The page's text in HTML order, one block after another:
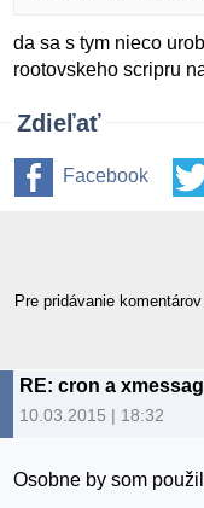
da sa s tym nieco
rootovskeho scripru
Zdieľať
Facebook
Pre pridávanie
RE: cron a
10.03.2015 | 18:32
Osobne by som použil